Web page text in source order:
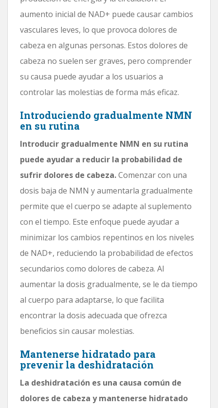
aumento inicial de NAD+ puede causar cambios
vasculares leves, lo que provoca dolores de
cabeza en algunas personas. Estos dolores de
cabeza no suelen ser graves, pero comprender
su causa puede ayudar a los usuarios a
controlar las molestias de forma más eficaz.
Introduciendo gradualmente NMN
en su rutina
Introducir gradualmente NMN en su rutina
puede ayudar a reducir la probabilidad de
sufrir dolores de cabeza.Comenzar con una
dosis baja de NMN y aumentarla gradualmente
permite que el cuerpo se adapte al suplemento
con el tiempo. Este enfoque puede ayudar a
minimizar los cambios repentinos en los niveles
de NAD+, reduciendo la probabilidad de efectos
secundarios como dolores de cabeza. Al
aumentar la dosis gradualmente, se le da tiempo
al cuerpo para adaptarse, lo que facilita
encontrar la dosis adecuada que ofrezca
beneficios sin causar molestias.
Mantenerse hidratado para
prevenir la deshidratación
La deshidratación es una causa común de
dolores de cabeza y mantenerse hidratado